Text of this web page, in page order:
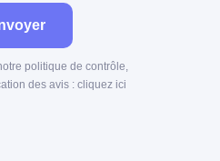
politique de contrôle,
des avis : cliquez ici